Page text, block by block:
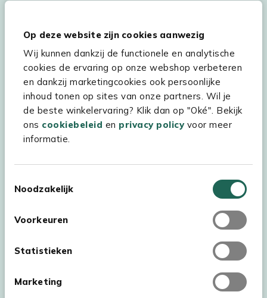
Op deze website zijn cookies aanwezig
Wij kunnen dankzij de functionele en analytische
cookies de ervaring op onze webshop verbeteren
en dankzij marketingcookies ook persoonlijke
inhoud tonen op sites van onze partners. Wil je
de beste winkelervaring? Klik dan op "Oké". Bekijk
ons cookiebeleid en privacy policyvoor meer
informatie.
Noodzakelijk
Voorkeuren
Statistieken
Marketing
Hulp & service
Assortiment
Kees Smit Tuinmeubelen
Experience Stores XXL